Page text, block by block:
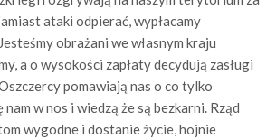
ataki odpierać, wypłacamy
obrażani we własnym kraju
a o wysokości zapłaty decydują zasługi
pomawiają nas o co tylko
nam w nos i wiedzą że są bezkarni. Rząd
wygodne i dostanie życie, hojnie